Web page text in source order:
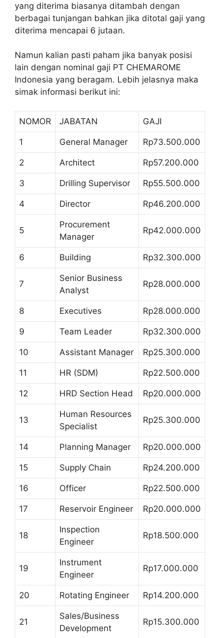
yang diterima biasanya ditambah dengan
berbagai tunjangan bahkan jika ditotal gaji yang
diterima mencapai 6 jutaan.
Namun kalian pasti paham jika banyak posisi
lain dengan nominal gaji PT CHEMAROME
Indonesia yang beragam. Lebih jelasnya maka
simak informasi berikut ini:
NOMOR JABATAN GAJI
1 General Manager Rp73.500.000
2 Architect Rp57.200.000
3 Drilling Supervisor Rp55.500.000
4 Director Rp46.200.000
5
Procurement
Manager
Rp42.000.000
6 Building Rp32.300.000
7
Senior Business
Analyst
Rp28.000.000
8 Executives Rp28.000.000
9 Team Leader Rp32.300.000
10 Assistant Manager Rp25.300.000
11 HR (SDM) Rp22.500.000
12 HRD Section Head Rp20.000.000
13
Human Resources
Specialist
Rp25.300.000
14 Planning Manager Rp20.000.000
15 Supply Chain Rp24.200.000
16 Officer Rp22.500.000
17 Reservoir Engineer Rp20.000.000
18
Inspection
Engineer
Rp18.500.000
19
Instrument
Engineer
Rp17.000.000
20 Rotating Engineer Rp14.200.000
21
Sales/Business
Development
Rp15.300.000